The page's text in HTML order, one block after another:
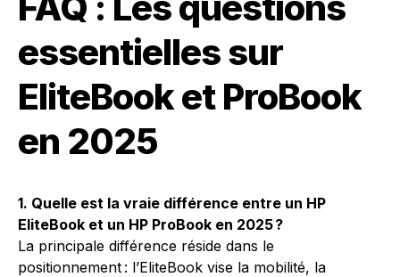
essentielles sur
EliteBook et ProBook
en 2025
1. Quelle est la vraie différence entre un HP
EliteBook et un HP ProBook en 2025 ?
La principale différence réside dans le
positionnement : l’EliteBook vise la mobilité, la